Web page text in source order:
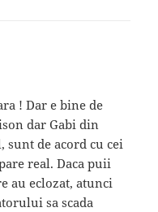
! Dar e bine de
dar Gabi din
sunt de acord cu cei
real. Daca puii
au eclozat, atunci
sa scada